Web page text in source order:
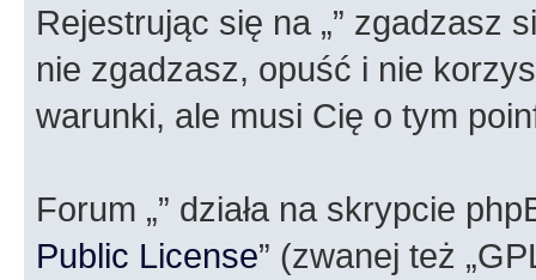
Rejestrując się na „” zgadzasz
nie zgadzasz, opuść i nie
warunki, ale musi Cię o tym
Forum „” działa na skrypcie
Public License” (zwanej też